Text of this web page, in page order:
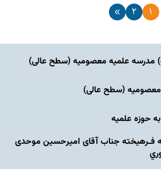
۱ ۲ »
مدرسه علمیه معصومیه‌ (سطح عالی)
(سطح عالی)
حوزه علمیه
فـرهیخته جناب آقای امیرحسین موحدی